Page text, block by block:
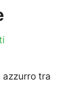
azzurro tra